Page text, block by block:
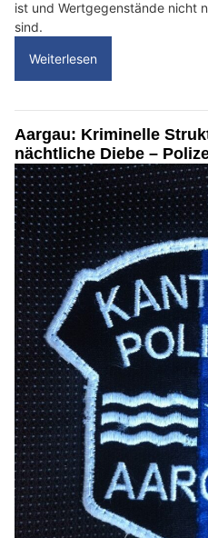
ist und Wertgegenstände nicht
sind.
Weiterlesen
Aargau: Kriminelle
nächtliche Diebe –